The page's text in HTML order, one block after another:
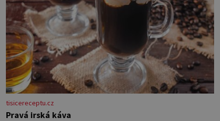
tisicereceptu.cz
Pravá irská káva